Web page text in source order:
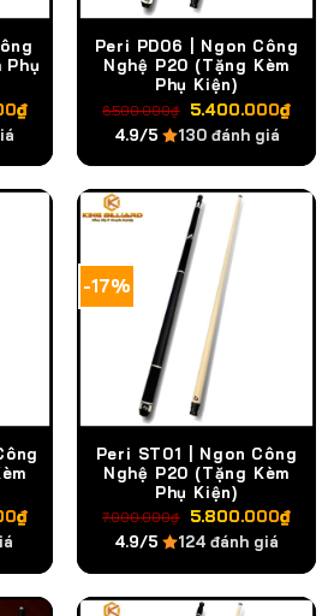
Phụ
₫Giá
tại
là:
7.400.000₫.
Peri PD06 | Ngon Công
Nghệ P20 (Tặng Kèm
Phụ Kiện)
6.500.000₫ Giá
gốc
là:
6.500.000₫.
5.400.000₫Giá
tại
là:
4.9/5 130 đánh giá
₫Giá
tại
là:
5.800.000₫.
-17%
Peri ST01 | Ngon Công
Nghệ P20 (Tặng Kèm
Phụ Kiện)
7.000.000₫ Giá
gốc
là:
7.000.000₫.
5.800.000₫Giá
tại
là:
4.9/5 124 đánh giá